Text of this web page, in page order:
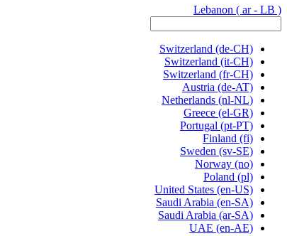
Lebanon ( ar - LB )
Switzerland (de-CH)
Switzerland (it-CH)
Switzerland (fr-CH)
Austria (de-AT)
Netherlands (nl-NL)
Greece (el-GR)
Portugal (pt-PT)
Finland (fi)
Sweden (sv-SE)
Norway (no)
Poland (pl)
United States (en-US)
Saudi Arabia (en-SA)
Saudi Arabia (ar-SA)
UAE (en-AE)